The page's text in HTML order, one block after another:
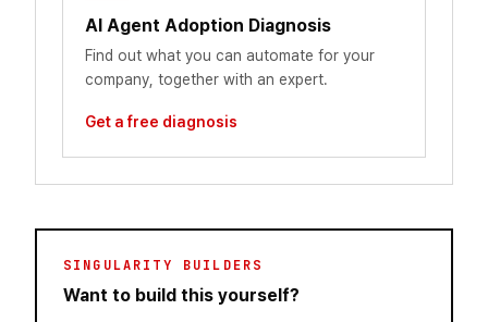
AI Agent Adoption Diagnosis
Find out what you can automate for your
company, together with an expert.
Get a free diagnosis
SINGULARITY BUILDERS
Want to build this yourself?